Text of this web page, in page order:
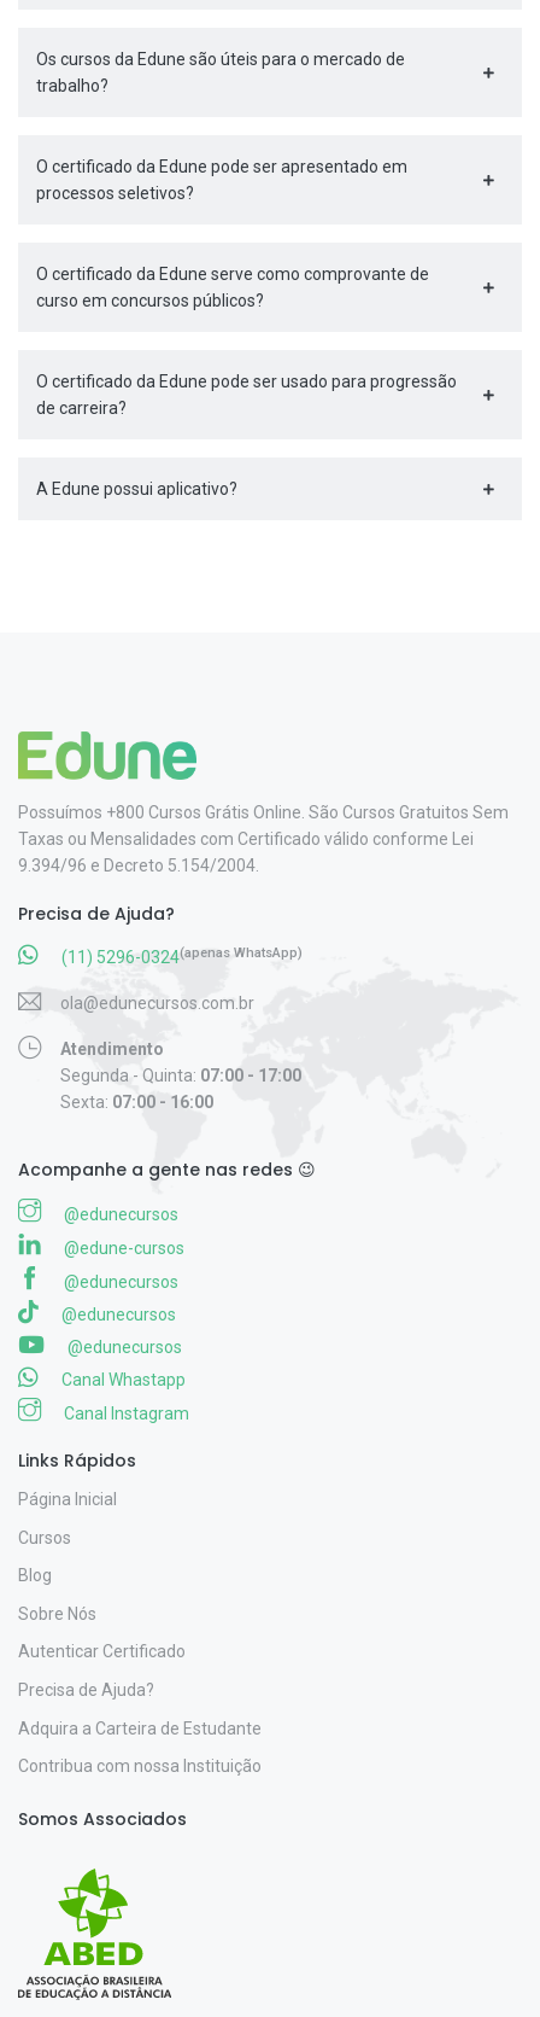
Os cursos da Edune são úteis para o mercado de
trabalho?
O certificado da Edune pode ser apresentado em
processos seletivos?
O certificado da Edune serve como comprovante de
curso em concursos públicos?
O certificado da Edune pode ser usado para progressão
de carreira?
A Edune possui aplicativo?
Possuímos +800 Cursos Grátis Online. São Cursos Gratuitos Sem
Taxas ou Mensalidades com Certificado válido conforme Lei
9.394/96 e Decreto 5.154/2004.
Precisa de Ajuda?
(11) 5296-0324(apenas WhatsApp)
ola@edunecursos.com.br
Atendimento
Segunda - Quinta: 07:00 - 17:00
Sexta: 07:00 - 16:00
Acompanhe a gente nas redes 😉
@edunecursos
@edune-cursos
@edunecursos
@edunecursos
@edunecursos
Canal Whastapp
Canal Instagram
Links Rápidos
Página Inicial
Cursos
Blog
Sobre Nós
Autenticar Certificado
Precisa de Ajuda?
Adquira a Carteira de Estudante
Contribua com nossa Instituição
Somos Associados